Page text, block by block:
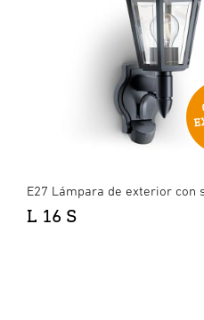
E27 Lámpara de exterior con
L 16 S